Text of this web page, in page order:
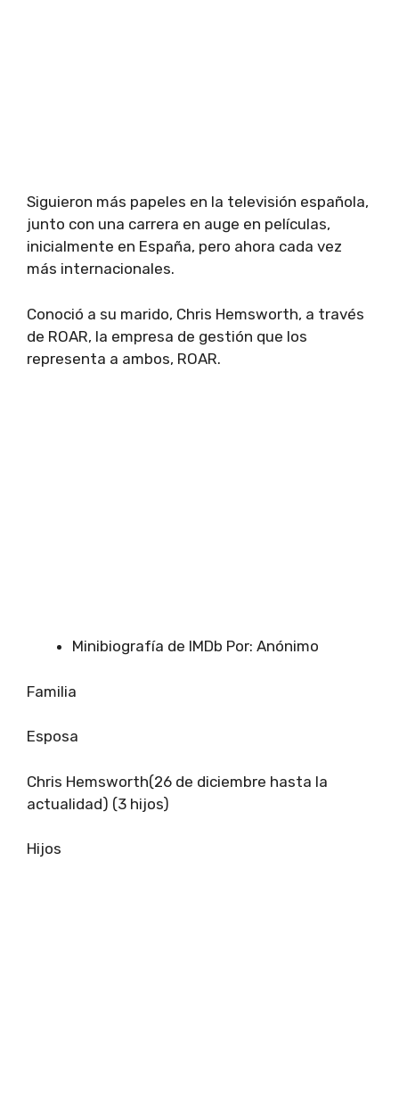
Siguieron más papeles en la televisión española,
junto con una carrera en auge en películas,
inicialmente en España, pero ahora cada vez
más internacionales.
Conoció a su marido, Chris Hemsworth, a través
de ROAR, la empresa de gestión que los
representa a ambos, ROAR.
Minibiografía de IMDb Por: Anónimo
Familia
Esposa
Chris Hemsworth(26 de diciembre hasta la
actualidad) (3 hijos)
Hijos